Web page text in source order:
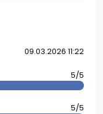
09.03.2026 11:22
5/5
5/5